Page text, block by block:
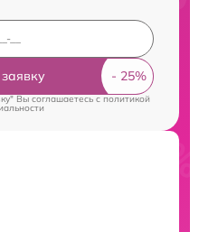
Вы соглашаетесь cполитикой